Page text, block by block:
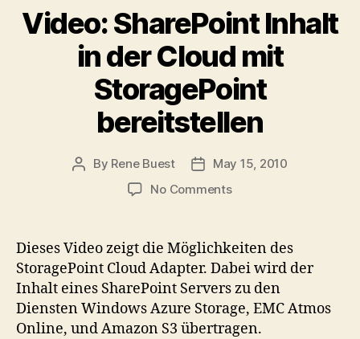
Video: SharePoint Inhalt
in der Cloud mit
StoragePoint
bereitstellen
Post
By Rene Buest
PostMay 15, 2010
No Commentson
Inhalt
in
der
Cloud
mit
StoragePoint
Dieses Video zeigt die Möglichkeiten des
StoragePoint Cloud Adapter. Dabei wird der
Inhalt eines SharePoint Servers zu den
Diensten Windows Azure Storage, EMC Atmos
Online, und Amazon S3 übertragen.